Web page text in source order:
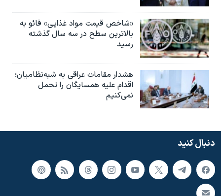
«شاخص قیمت مواد غذایی» فائو به
بالاترین سطح در سه سال گذشته
رسید
هشدار مقامات عراقی به شبه‌نظامیان؛
اقدام علیه همسایگان را تحمل
نمی‌کنیم
دنبال کنید